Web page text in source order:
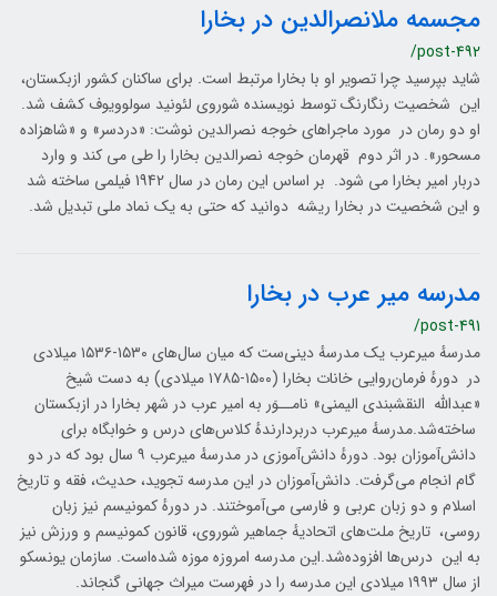
مجسمه ملانصرالدین در بخارا
/post-492
شاید بپرسید چرا تصویر او با بخارا مرتبط است. برای ساکنان کشور ازبکستان،
این شخصیت رنگارنگ توسط نویسنده شوروی لئونید سولوویوف کشف شد.
او دو رمان در مورد ماجراهای خوجه نصرالدین نوشت: «دردسر» و «شاهزاده
مسحور». در اثر دوم قهرمان خوجه نصرالدین بخارا را طی می کند و وارد
دربار امیر بخارا می شود. بر اساس این رمان در سال 1942 فیلمی ساخته شد
و این شخصیت در بخارا ریشه دوانید که حتی به یک نماد ملی تبدیل شد.
مدرسه میر عرب در بخارا
/post-491
مدرسهٔ میرعرب یک مدرسهٔ دینی‌ست که میان سال‌های ۱۵۳۰-۱۵۳۶ میلادی
در دورهٔ فرمان‌روایی خانات بخارا (۱۵۰۰-۱۷۸۵ میلادی) به دست شیخ
«عبدالله النقشبندی الیمنی» نامــوَر به امیر عرب در شهر بخارا در ازبکستان
ساخته‌شد.مدرسهٔ میرعرب دربردارندهٔ کلاس‌های درس و خوابگاه برای
دانش‌آموزان بود. دورهٔ دانش‌آموزی در مدرسهٔ میرعرب ۹ سال بود که در دو
گام انجام می‌گرفت. دانش‌آموزان در این مدرسه تجوید، حدیث، فقه و تاریخ
اسلام و دو زبان عربی و فارسی می‌آموختند. در دورهٔ کمونیسم نیز زبان
روسی، تاریخ ملت‌های اتحادیهٔ جماهیر شوروی، قانون کمونیسم و ورزش نیز
به این درس‌ها افزوده‌شد.این مدرسه امروزه موزه شده‌است. سازمان یونسکو
از سال ۱۹۹۳ میلادی این مدرسه را در فهرست میراث جهانی گنجاند.